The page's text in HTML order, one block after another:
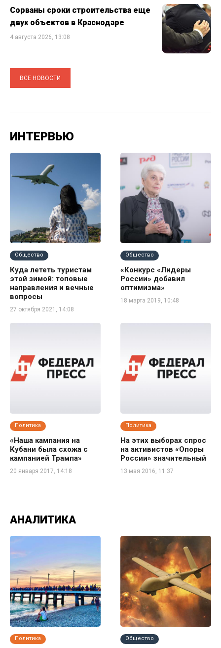
Сорваны сроки строительства еще
двух объектов в Краснодаре
4 августа 2026, 13:08
ВСЕ НОВОСТИ
ИНТЕРВЬЮ
Общество
Куда лететь туристам
этой зимой: топовые
направления и вечные
вопросы
27 октября 2021, 14:08
Общество
«Конкурс «Лидеры
России» добавил
оптимизма»
18 марта 2019, 10:48
Политика
«Наша кампания на
Кубани была схожа с
кампанией Трампа»
20 января 2017, 14:18
Политика
На этих выборах спрос
на активистов «Опоры
России» значительный
13 мая 2016, 11:37
АНАЛИТИКА
Политика Общество